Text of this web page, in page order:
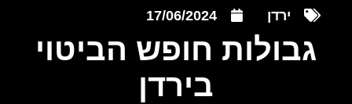
ירדן 17/06/2024
גבולות חופש הביטוי
בירדן